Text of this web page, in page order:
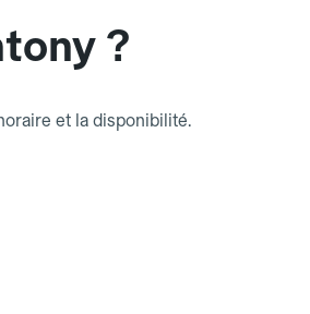
?
et la disponibilité.